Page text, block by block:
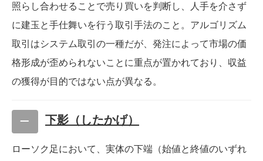
照らし合わせることで売り買いを判断し、人手を介さず
に建玉と手仕舞いを行う取引手法のこと。アルゴリズム
取引はシステム取引の一種だが、発注によって市場の価
格形成が歪められないことに重点が置かれており、収益
の獲得が目的ではない点が異なる。
下影（したかげ）
ローソク足において、実体の下端（始値と終値のいずれ